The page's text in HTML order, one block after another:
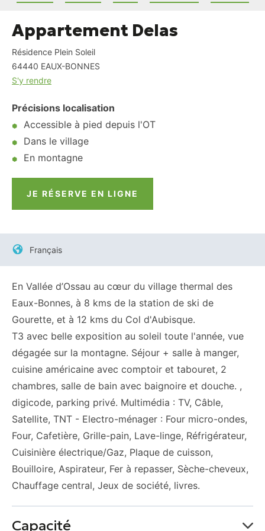
Appartement Delas
Résidence Plein Soleil
64440 EAUX-BONNES
S'y rendre
Précisions localisation
Accessible à pied depuis l'OT
Dans le village
En montagne
JE RÉSERVE EN LIGNE
Français
En Vallée d’Ossau au cœur du village thermal des
Eaux-Bonnes, à 8 kms de la station de ski de
Gourette, et à 12 kms du Col d'Aubisque.
T3 avec belle exposition au soleil toute l'année, vue
dégagée sur la montagne. Séjour + salle à manger,
cuisine américaine avec comptoir et tabouret, 2
chambres, salle de bain avec baignoire et douche. ,
digicode, parking privé. Multimédia : TV, Câble,
Satellite, TNT - Electro-ménager : Four micro-ondes,
Four, Cafetière, Grille-pain, Lave-linge, Réfrigérateur,
Cuisinière électrique/Gaz, Plaque de cuisson,
Bouilloire, Aspirateur, Fer à repasser, Sèche-cheveux,
Chauffage central, Jeux de société, livres.
Capacité